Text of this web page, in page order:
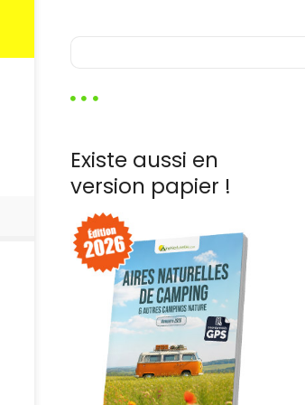
h
c
h
e
Existe aussi en
version papier !